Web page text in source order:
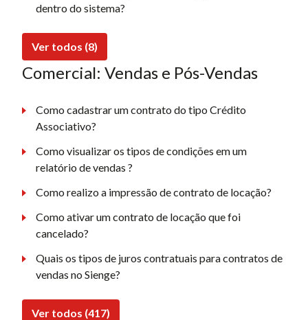
dentro do sistema?
Ver todos (8)
Comercial: Vendas e Pós-Vendas
Como cadastrar um contrato do tipo Crédito
Associativo?
Como visualizar os tipos de condições em um
relatório de vendas ?
Como realizo a impressão de contrato de locação?
Como ativar um contrato de locação que foi
cancelado?
Quais os tipos de juros contratuais para contratos de
vendas no Sienge?
Ver todos (417)